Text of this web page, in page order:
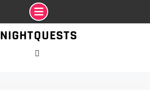
NIGHTQUESTS